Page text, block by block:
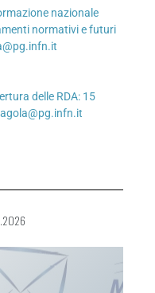
nazionale
normativi e futuri
delle RDA: 15